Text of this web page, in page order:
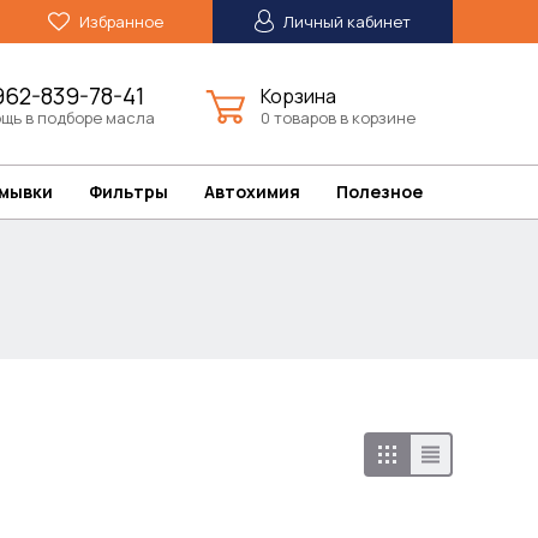
Избранное Личный кабинет
839-78-41
в подборе масла
Корзина
0 товаров в корзине
Фильтры Автохимия Полезное